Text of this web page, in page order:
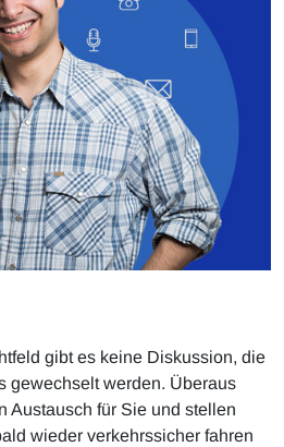
gibt es keine Diskussion, die
gewechselt werden. Überaus
Austausch für Sie und stellen
wieder verkehrssicher fahren